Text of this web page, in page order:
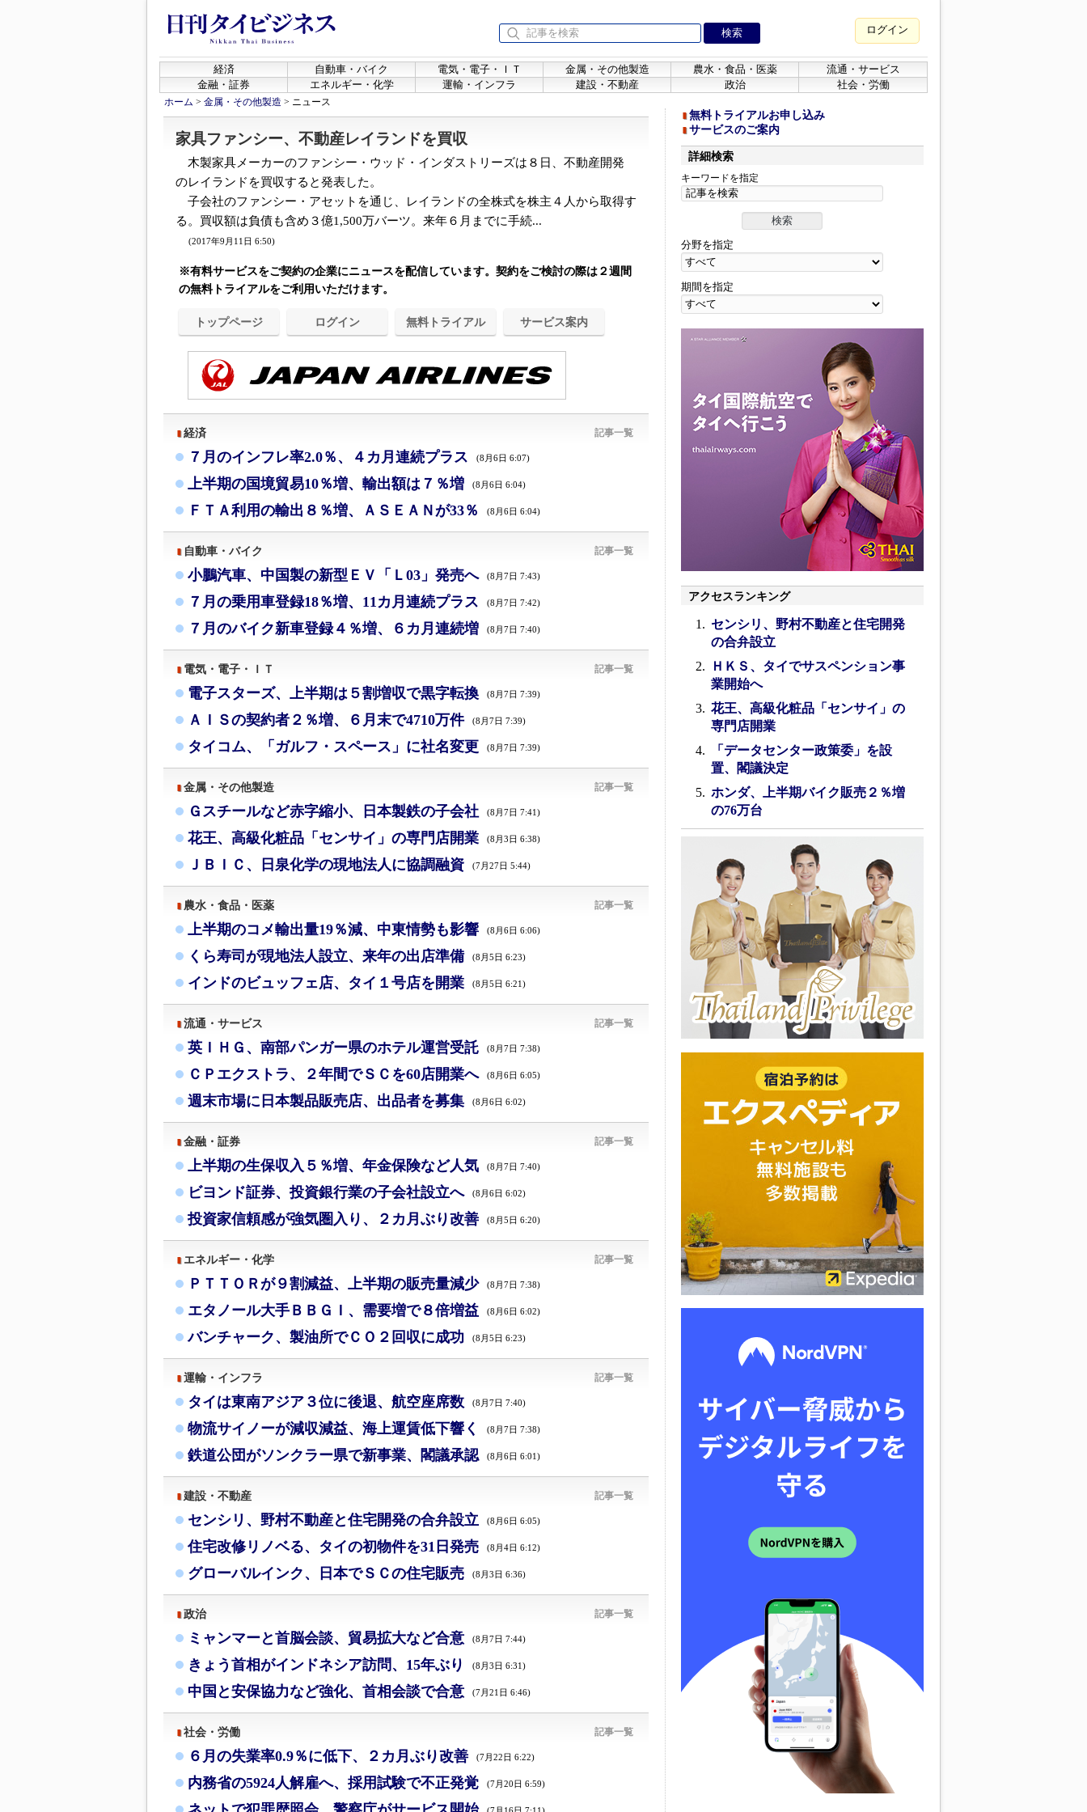
ログイン
経済 自動車・バイク 電気・電子・ＩＴ 金属・その他製造 農水・食品・医薬
流通・サービス
金融・証券
エネルギー・化学 運輸・インフラ 建設・不動産 政治 社会・労働
ホーム > 金属・その他製造 > ニュース
家具ファンシー、不動産レイランドを買収
木製家具メーカーのファンシー・ウッド・インダストリーズは８日、不動産開発
のレイランドを買収すると発表した。
子会社のファンシー・アセットを通じ、レイランドの全株式を株主４人から取得す
る。買収額は負債も含め３億1,500万バーツ。来年６月までに手続...
(2017年9月11日 6:50)
※有料サービスをご契約の企業にニュースを配信しています。契約をご検討の際は２週間
の無料トライアルをご利用いただけます。
トップページ ログイン 無料トライアル サービス案内
経済 記事一覧
７月のインフレ率2.0％、４カ月連続プラス (8月6日 6:07)
上半期の国境貿易10％増、輸出額は７％増 (8月6日 6:04)
ＦＴＡ利用の輸出８％増、ＡＳＥＡＮが33％ (8月6日 6:04)
自動車・バイク 記事一覧
小鵬汽車、中国製の新型ＥＶ「Ｌ03」発売へ (8月7日 7:43)
７月の乗用車登録18％増、11カ月連続プラス (8月7日 7:42)
７月のバイク新車登録４％増、６カ月連続増 (8月7日 7:40)
電気・電子・ＩＴ 記事一覧
電子スターズ、上半期は５割増収で黒字転換 (8月7日 7:39)
ＡＩＳの契約者２％増、６月末で4710万件 (8月7日 7:39)
タイコム、「ガルフ・スペース」に社名変更 (8月7日 7:39)
金属・その他製造 記事一覧
Ｇスチールなど赤字縮小、日本製鉄の子会社 (8月7日 7:41)
花王、高級化粧品「センサイ」の専門店開業 (8月3日 6:38)
ＪＢＩＣ、日泉化学の現地法人に協調融資 (7月27日 5:44)
農水・食品・医薬 記事一覧
上半期のコメ輸出量19％減、中東情勢も影響 (8月6日 6:06)
くら寿司が現地法人設立、来年の出店準備 (8月5日 6:23)
インドのビュッフェ店、タイ１号店を開業 (8月5日 6:21)
流通・サービス 記事一覧
英ＩＨＧ、南部パンガー県のホテル運営受託 (8月7日 7:38)
ＣＰエクストラ、２年間でＳＣを60店開業へ (8月6日 6:05)
週末市場に日本製品販売店、出品者を募集 (8月6日 6:02)
金融・証券 記事一覧
上半期の生保収入５％増、年金保険など人気 (8月7日 7:40)
ビヨンド証券、投資銀行業の子会社設立へ (8月6日 6:02)
投資家信頼感が強気圏入り、２カ月ぶり改善 (8月5日 6:20)
エネルギー・化学 記事一覧
ＰＴＴＯＲが９割減益、上半期の販売量減少 (8月7日 7:38)
エタノール大手ＢＢＧＩ、需要増で８倍増益 (8月6日 6:02)
バンチャーク、製油所でＣＯ２回収に成功 (8月5日 6:23)
運輸・インフラ 記事一覧
タイは東南アジア３位に後退、航空座席数 (8月7日 7:40)
物流サイノーが減収減益、海上運賃低下響く (8月7日 7:38)
鉄道公団がソンクラー県で新事業、閣議承認 (8月6日 6:01)
建設・不動産 記事一覧
センシリ、野村不動産と住宅開発の合弁設立 (8月6日 6:05)
住宅改修リノベる、タイの初物件を31日発売 (8月4日 6:12)
グローバルインク、日本でＳＣの住宅販売 (8月3日 6:36)
政治 記事一覧
ミャンマーと首脳会談、貿易拡大など合意 (8月7日 7:44)
きょう首相がインドネシア訪問、15年ぶり (8月3日 6:31)
中国と安保協力など強化、首相会談で合意 (7月21日 6:46)
社会・労働 記事一覧
６月の失業率0.9％に低下、２カ月ぶり改善 (7月22日 6:22)
内務省の5924人解雇へ、採用試験で不正発覚 (7月20日 6:59)
無料トライアルお申し込み
サービスのご案内
詳細検索
キーワードを指定
分野を指定
期間を指定
アクセスランキング
センシリ、野村不動産と住宅開発
の合弁設立
ＨＫＳ、タイでサスペンション事
業開始へ
花王、高級化粧品「センサイ」の
専門店開業
「データセンター政策委」を設
置、閣議決定
ホンダ、上半期バイク販売２％増
の76万台